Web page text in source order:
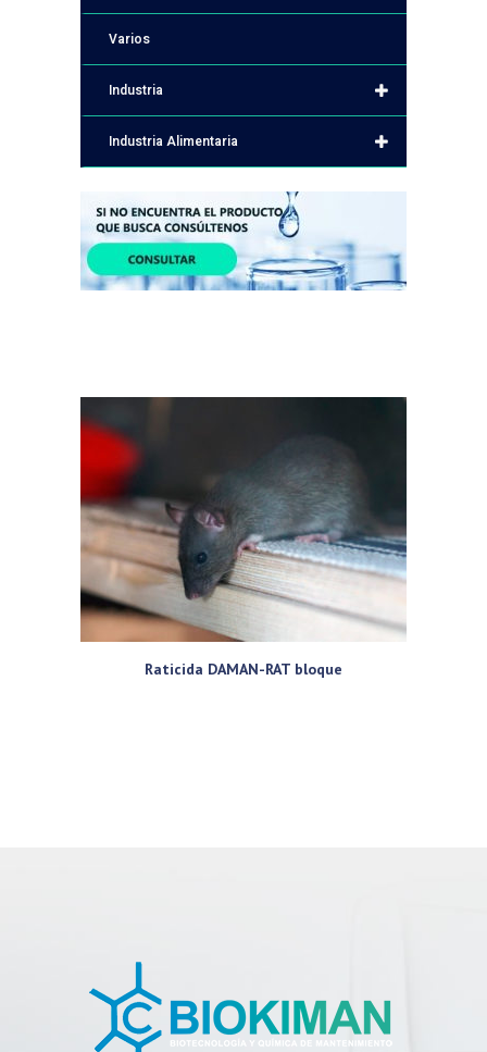
Varios
Industria
Industria Alimentaria
Raticida DAMAN-RAT bloque